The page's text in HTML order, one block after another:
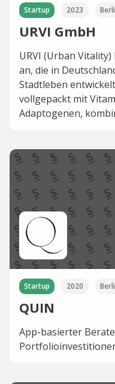
Startup 2023
URVI GmbH
URVI (Urban
an, die in
Stadtleben
vollgepackt mit
Adaptogenen,
Startup 2020
QUIN
App-basierter